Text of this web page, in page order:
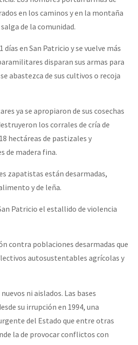
en los caminos y en la montaña
de la comunidad.
en San Patricio y se vuelve más
disparan sus armas para
abastezca de sus cultivos o recoja
ya se apropiaron de sus cosechas
los corrales de cría de
hectáreas de pastizales y
de madera fina.
zapatistas están desarmadas,
y de leña.
Patricio el estallido de violencia
contra poblaciones desarmadas que
autosustentables agrícolas y
ni aislados. Las bases
su irrupción en 1994, una
del Estado que entre otras
la de provocar conflictos con